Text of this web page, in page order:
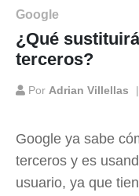
Google
¿Qué
terceros?
Por Adrian Villellas
Google ya sabe
terceros y es
usuario, ya que